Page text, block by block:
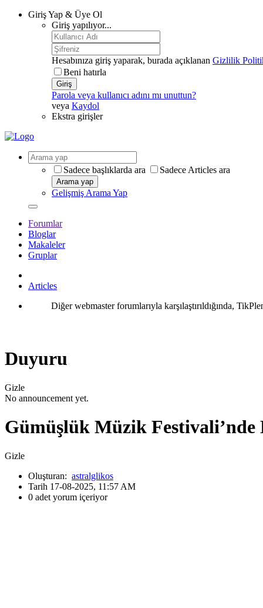
Giriş Yap & Üye Ol
Giriş yapılıyor...
Hesabınıza giriş yaparak, burada açıklanan Gizlilik
Beni hatırla
Giriş
Parola veya kullanıcı adını mı unuttun?
veya Kaydol
Ekstra girişler
Sadece başlıklarda ara Sadece Articles ara
Arama yap
Gelişmiş Arama Yap
Forumlar
Bloglar
Makaleler
Gruplar
Articles
Diğer webmaster forumlarıyla karşılaştırıldığında,
Duyuru
Gizle
No announcement yet.
Gümüşlük Müzik
Gizle
Oluşturan: astralglikos
Tarih 17-08-2025, 11:57 AM
0 adet yorum içeriyor